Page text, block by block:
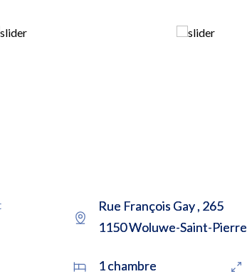
Rue François Gay , 265
1150 Woluwe-Saint-Pierre
1 chambre